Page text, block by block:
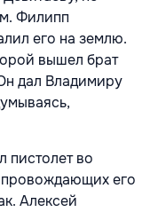
Филипп
его на землю.
вышел брат
дал Владимиру
пистолет во
его
Алексей